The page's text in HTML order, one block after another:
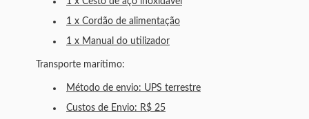
1 x Cordão de alimentação
1 x Manual do utilizador
Transporte marítimo:
Método de envio: UPS terrestre
Custos de Envio: R$ 25